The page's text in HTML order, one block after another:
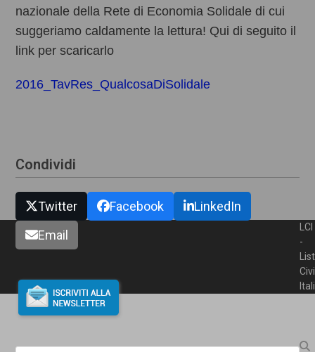
nazionale della Rete di Economia Solidale di cui
suggeriamo caldamente la lettura! Qui di seguito il
link per scaricarlo
2016_TavRes_QualcosaDiSolidale
Condividi
Twitter Facebook
LinkedIn
Email
LCI
-